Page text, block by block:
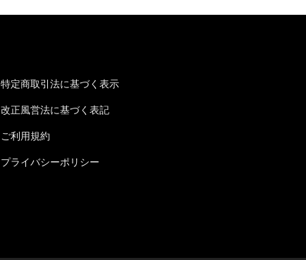
特定商取引法に基づく表示
改正風営法に基づく表記
ご利用規約
プライバシーポリシー